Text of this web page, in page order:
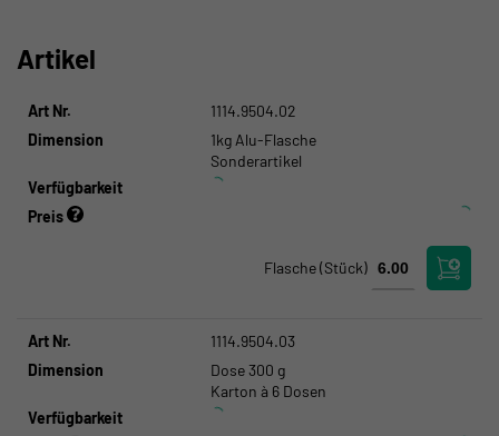
Artikel
Art Nr.
1114.9504.02
Dimension
1kg Alu-Flasche
Sonderartikel
Verfügbarkeit
Preis
Flasche(Stück)
Art Nr.
1114.9504.03
Dimension
Dose 300 g
Karton à 6 Dosen
Verfügbarkeit